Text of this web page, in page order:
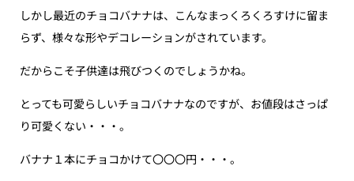
しかし最近のチョコバナナは、こんなまっくろくろすけに留ま
らず、様々な形やデコレーションがされています。
だからこそ子供達は飛びつくのでしょうかね。
とっても可愛らしいチョコバナナなのですが、お値段はさっぱ
り可愛くない・・・。
バナナ１本にチョコかけて〇〇〇円・・・。